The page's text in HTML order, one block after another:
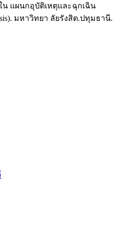
น แผนกอุบัติเหตุและฉุกเฉิน
มหาวิทยา ลัยรังสิต.ปทุมธานี.